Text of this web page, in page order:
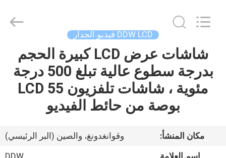
الصفحة
الرئيسية
معلومات
Developed
DDW LCD فيديو الجدار
شاشات عرض LCD كبيرة الحجم
بدرجة سطوع عالية تبلغ 500 درجة
مئوية ، شاشات تلفزيون LCD 55
بوصة من حائط الفيديو
مكان المنشأ:
وقوانغدونغ، والصين (البر الرئيسي)